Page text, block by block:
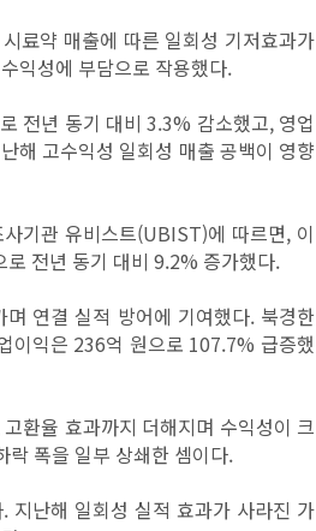
료약 매출에 따른 일회성 기저효과가
익성에 부담으로 작용했다.
전년 동기 대비 3.3% 감소했고, 영업
해 고수익성 일회성 매출 공백이 영향
기관 유비스트(UBIST)에 따르면, 이
로 전년 동기 대비 9.2% 증가했다.
연결 실적 방어에 기여했다. 북경한
이익은 236억 원으로 107.7% 급증했
환율 효과까지 더해지며 수익성이 크
락 폭을 일부 상쇄한 셈이다.
지난해 일회성 실적 효과가 사라진 가